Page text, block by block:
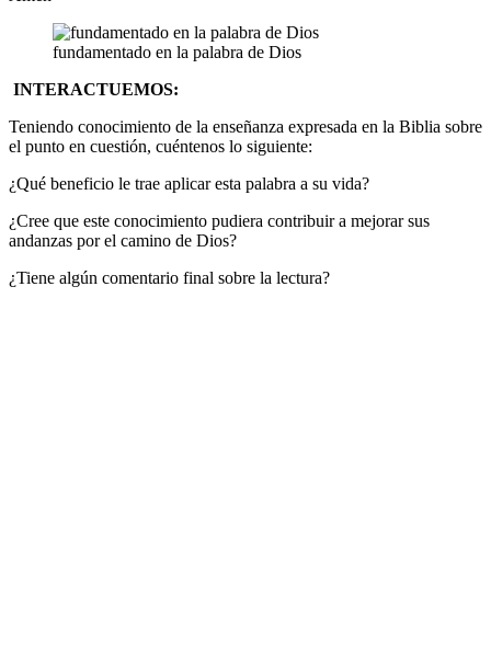
fundamentado en la palabra de Dios
INTERACTUEMOS:
Teniendo conocimiento de la enseñanza expresada en la Biblia sobre
el punto en cuestión, cuéntenos lo siguiente:
¿Qué beneficio le trae aplicar esta palabra a su vida?
¿Cree que este conocimiento pudiera contribuir a mejorar sus
andanzas por el camino de Dios?
¿Tiene algún comentario final sobre la lectura?